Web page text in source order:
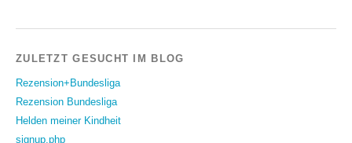
ZULETZT GESUCHT IM BLOG
Rezension+Bundesliga
Rezension Bundesliga
Helden meiner Kindheit
signup.php